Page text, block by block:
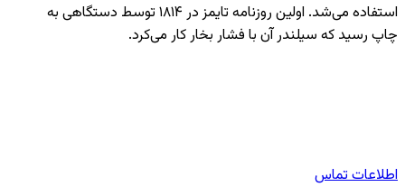
استفاده می‌شد. اولین روزنامه تایمز در ۱۸۱۴ توسط دستگاهی به
چاپ رسید که سیلندر آن با فشار بخار کار می‌کرد.
اطلاعات تماس